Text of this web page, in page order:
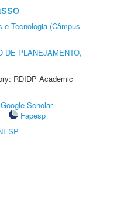
e Tecnologia (Câmpus
DE PLANEJAMENTO,
RDIDP Academic
Google Scholar
Fapesp